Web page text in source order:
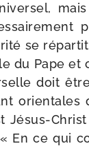
se
du Pape et
doit
orien­tales
Jésus-​
En ce qui